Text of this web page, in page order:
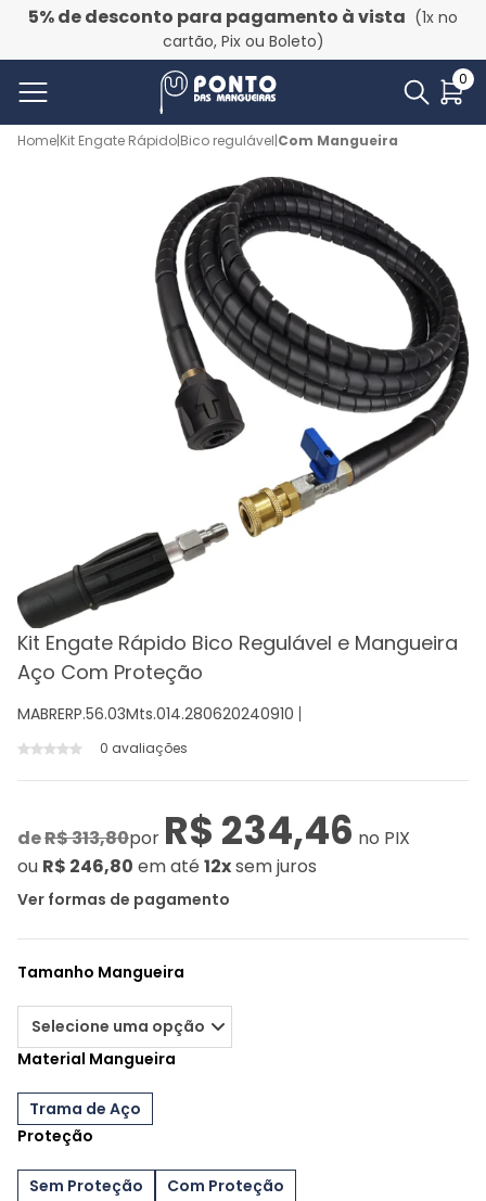
5% de desconto para pagamento à vista (1x no
cartão, Pix ou Boleto)
0
Home|Kit Engate Rápido|Bico regulável|Com Mangueira
Kit Engate Rápido Bico Regulável e Mangueira
Aço Com Proteção
MABRERP.56.03Mts.014.280620240910
0 avaliações
deR$ 313,80por R$ 234,46 no PIX
ou R$ 246,80 em até 12xsem juros
Ver formas de pagamento
Tamanho Mangueira
Material Mangueira
Trama de Aço
Proteção
Sem Proteção
Com Proteção